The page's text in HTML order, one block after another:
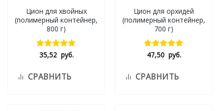
Цион для хвойных
(полимерный контейнер,
800 г)
Оценка
35,52 руб.
СРАВНИТЬ
Цион для орхидей
(полимерный контейнер,
700 г)
Оценка
47,50 руб.
СРАВНИТЬ